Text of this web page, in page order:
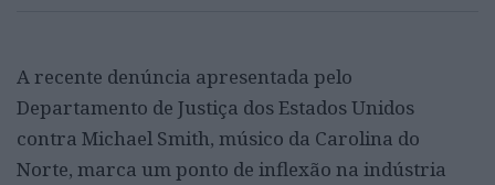
A recente denúncia apresentada pelo
Departamento de Justiça dos Estados Unidos
contra Michael Smith, músico da Carolina do
Norte, marca um ponto de inflexão na indústria